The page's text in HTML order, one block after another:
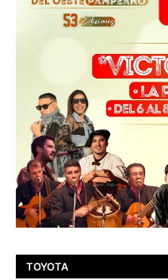
TOYOTA